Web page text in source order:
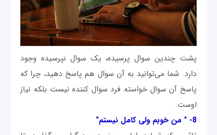
پشت چندین سوال پرسیده، یک سوال نپرسیده وجود
دارد. شما می‌توانید به آن سوال هم پاسخ دهید، چرا که
پاسخ آن سوال خواسته فرد سوال کننده نیست بلکه نیاز
اوست.
8- " من خوبم ولی کامل نیستم"